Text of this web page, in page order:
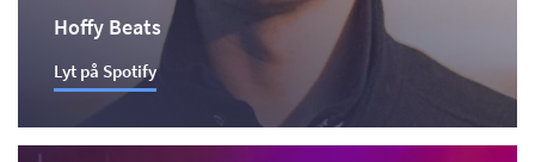
Hoffy Beats
Lyt på Spotify